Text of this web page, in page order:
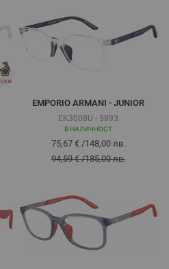
EMPORIO ARMANI - JUNIOR
EK3008U - 5893
В НАЛИЧНОСТ
75,67 € /148,00 лв.
94,59 €/185,00 лв.